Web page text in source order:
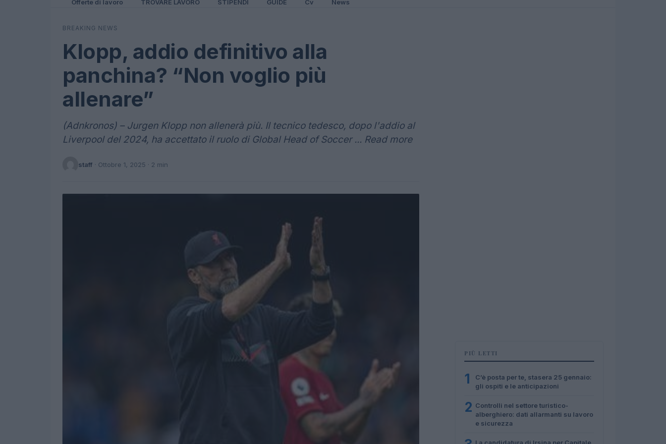
Offerte di lavoro TROVARE LAVORO STIPENDI GUIDE Cv News
BREAKING NEWS
Klopp, addio definitivo alla
panchina? “Non voglio più
allenare”
(Adnkronos) – Jurgen Klopp non allenerà più. Il tecnico tedesco, dopo l'addio al
Liverpool del 2024, ha accettato il ruolo di Global Head of Soccer ... Read more
staff · Ottobre 1, 2025 · 2 min
PIÙ LETTI
1
C’è posta per te, stasera 25 gennaio:
gli ospiti e le anticipazioni
2 Controlli nel settore turistico-
alberghiero: dati allarmanti su lavoro
e sicurezza